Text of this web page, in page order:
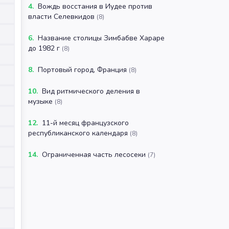
4. Вождь восстания в Иудее против
власти Селевкидов (8)
6. Название столицы Зимбабве Хараре
до 1982 г (8)
8. Портовый город, Франция (8)
10. Вид ритмического деления в
музыке (8)
12. 11-й месяц французского
республиканского календаря (8)
14. Ограниченная часть лесосеки (7)